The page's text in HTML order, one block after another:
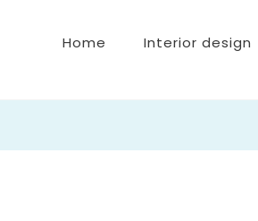
Home Interior design